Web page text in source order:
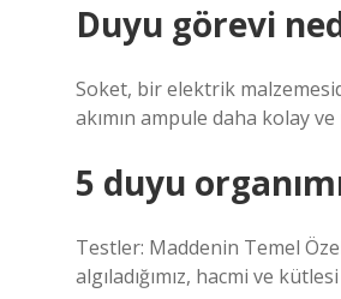
Duyu görevi
Soket, bir elektrik
akımın ampule daha kolay
5 duyu
Testler: Maddenin Temel
algıladığımız, hacmi ve